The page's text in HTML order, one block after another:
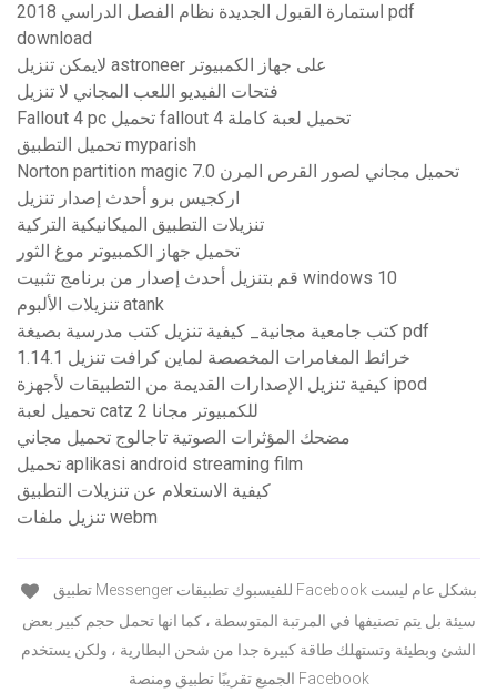
استمارة القبول الجديدة نظام الفصل الدراسي 2018 pdf
download
لايمكن تنزيل astroneer على جهاز الكمبيوتر
فتحات الفيديو اللعب المجاني لا تنزيل
Fallout 4 pc تحميل fallout 4 تحميل لعبة كاملة
تحميل التطبيق myparish
Norton partition magic 7.0 تحميل مجاني لصور القرص المرن
اركجيس برو أحدث إصدار تنزيل
تنزيلات التطبيق الميكانيكية التركية
تحميل جهاز الكمبيوتر موغ الثور
قم بتنزيل أحدث إصدار من برنامج تثبيت windows 10
تنزيلات الألبوم atank
كتب جامعية مجانية_ كيفية تنزيل كتب مدرسية بصيغة pdf
خرائط المغامرات المخصصة لماين كرافت تنزيل 1.14.1
كيفية تنزيل الإصدارات القديمة من التطبيقات لأجهزة ipod
تحميل لعبة catz 2 للكمبيوتر مجانا
مضحك المؤثرات الصوتية تاجالوج تحميل مجاني
تحميل aplikasi android streaming film
كيفية الاستعلام عن تنزيلات التطبيق
تنزيل ملفات webm
سيئة بل يتم تصنيفها في المرتبة المتوسطة ، كما انها تحمل حجم كبير بعض
الشئ وبطيئة وتستهلك طاقة كبيرة جدا من شحن البطارية ، ولكن يستخدم
الجميع تقريبًا تطبيق ومنصة Facebook